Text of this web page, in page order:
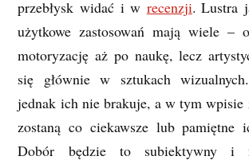
przebłysk widać i w recenzji. Lustra
użytkowe zastosowań mają wiele –
motoryzację aż po naukę, lecz
się głównie w sztukach
jednak ich nie brakuje, a w tym wpisie
zostaną co ciekawsze lub pamiętne
Dobór będzie to subiektywny i